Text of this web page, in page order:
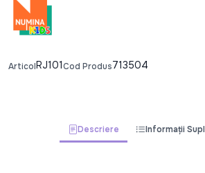
ArticolRJ101Cod Produs713504
Descriere Informații